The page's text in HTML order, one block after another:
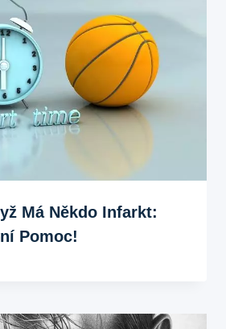
Má Někdo Infarkt:
Pomoc!